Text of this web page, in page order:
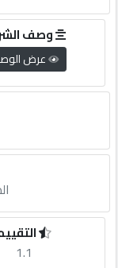
English
أضف
طلب
وصف
عرض
1.1